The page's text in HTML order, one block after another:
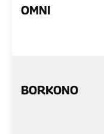
OMNI
BORKONO